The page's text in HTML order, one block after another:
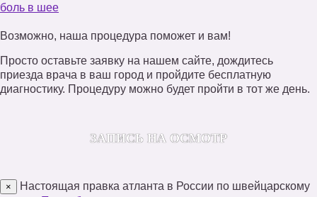
боль в шее
Возможно, наша процедура поможет и вам!
Просто оставьте заявку на нашем сайте, дождитесь
приезда врача в ваш город и пройдите бесплатную
диагностику. Процедуру можно будет пройти в тот же день.
ЗАПИСЬ НА ОСМОТР
×
Настоящая правка атланта в России по швейцарскому